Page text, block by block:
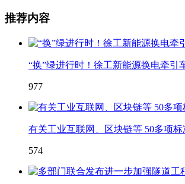
推荐内容
“换”绿进行时！徐工新能源换电牵引
977
有关工业互联网、区块链等 50多项标
574